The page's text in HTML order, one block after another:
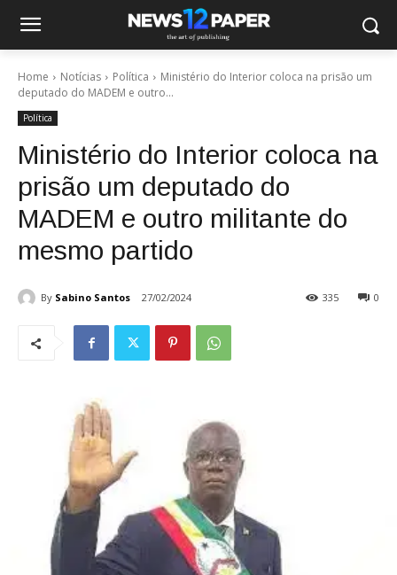
Home Notícias Política
Ministério do Interior coloca na prisão um
deputado do MADEM e outro...
Política
Ministério do Interior coloca na
prisão um deputado do
MADEM e outro militante do
mesmo partido
By Sabino Santos 27/02/2024 0
335